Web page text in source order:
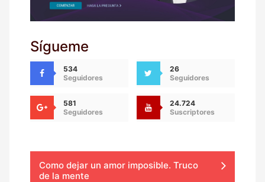
Sígueme
534
Seguidores
26
Seguidores
581
Seguidores
24.724
Suscriptores
Como dejar un amor imposible. Truco
de la mente